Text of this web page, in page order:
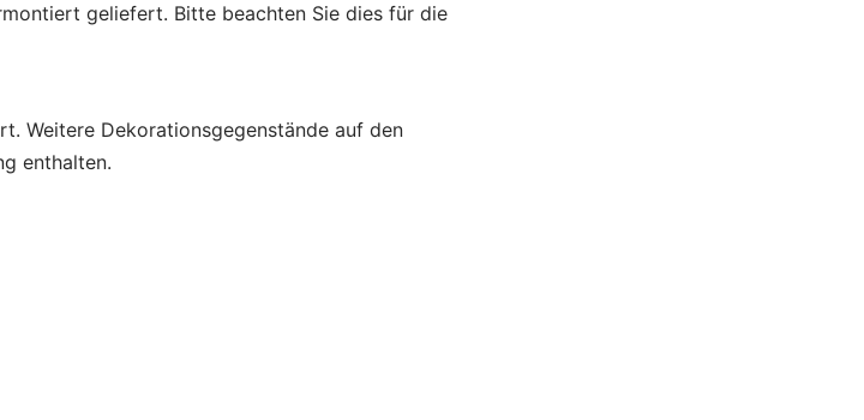
geliefert. Bitte beachten Sie dies für die
Weitere Dekorationsgegenstände auf den
enthalten.